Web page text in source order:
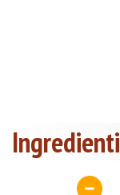
Ingredienti